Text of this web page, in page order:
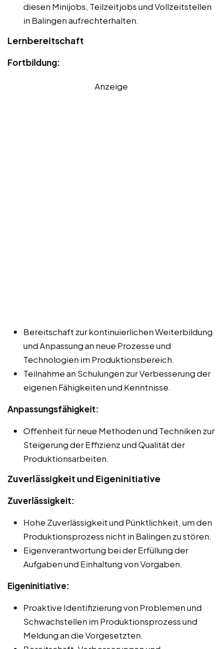
diesen Minijobs, Teilzeitjobs und Vollzeitstellen
in Balingen aufrechterhalten.
Lernbereitschaft
Fortbildung:
Anzeige
Bereitschaft zur kontinuierlichen Weiterbildung
und Anpassung an neue Prozesse und
Technologien im Produktionsbereich.
Teilnahme an Schulungen zur Verbesserung der
eigenen Fähigkeiten und Kenntnisse.
Anpassungsfähigkeit:
Offenheit für neue Methoden und Techniken zur
Steigerung der Effizienz und Qualität der
Produktionsarbeiten.
Zuverlässigkeit und Eigeninitiative
Zuverlässigkeit:
Hohe Zuverlässigkeit und Pünktlichkeit, um den
Produktionsprozess nicht in Balingen zu stören.
Eigenverantwortung bei der Erfüllung der
Aufgaben und Einhaltung von Vorgaben.
Eigeninitiative:
Proaktive Identifizierung von Problemen und
Schwachstellen im Produktionsprozess und
Meldung an die Vorgesetzten.